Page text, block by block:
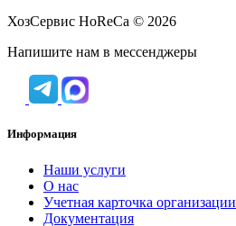
ХозСервис HoReCa © 2026
Напишите нам в мессенджеры
Информация
Наши услуги
O нас
Учетная карточка организации
Документация